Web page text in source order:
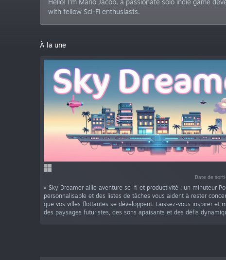
Hello! I’m Mario Jacob, a passionate solo indie game
with fellow Sci-Fi enthusiasts.
À la une
Date de
« Sky Dreamer allie aventure sci-fi et productivité : un minuteur
personnalisable et des listes de tâches vous aident à rester
que vos villes flottantes se développent. Laissez-vous inspirer et
des paysages futuristes, des sons apaisants et des défis